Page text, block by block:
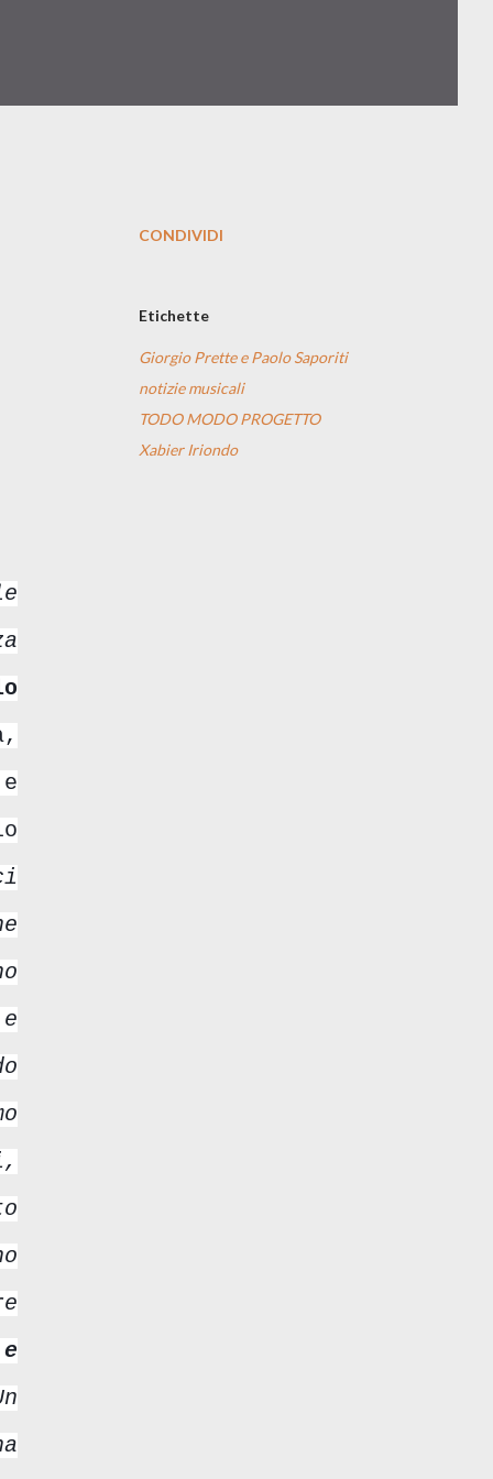
CONDIVIDI
Etichette
Giorgio Prette e Paolo Saporiti
notizie musicali
TODO MODO PROGETTO
Xabier Iriondo